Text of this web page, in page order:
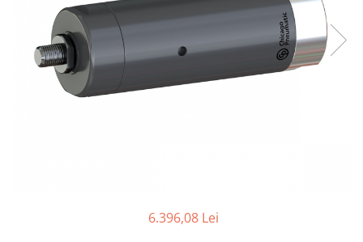
Biaxuri pneumatice
Bormasini pneumatice
Chei pneumatice cu impact
Ciocane daltuitoare pneumatice
Clesti pneumatici
6.396,08 Lei